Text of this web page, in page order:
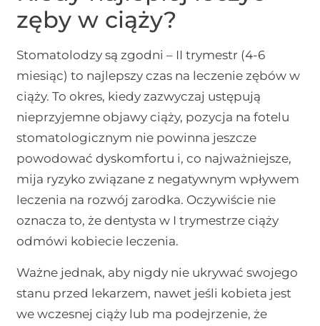
zęby w ciąży?
Stomatolodzy są zgodni – II trymestr (4-6
miesiąc) to najlepszy czas na leczenie zębów w
ciąży. To okres, kiedy zazwyczaj ustępują
nieprzyjemne objawy ciąży, pozycja na fotelu
stomatologicznym nie powinna jeszcze
powodować dyskomfortu i, co najważniejsze,
mija ryzyko związane z negatywnym wpływem
leczenia na rozwój zarodka. Oczywiście nie
oznacza to, że dentysta w I trymestrze ciąży
odmówi kobiecie leczenia.
Ważne jednak, aby nigdy nie ukrywać swojego
stanu przed lekarzem, nawet jeśli kobieta jest
we wczesnej ciąży lub ma podejrzenie, że